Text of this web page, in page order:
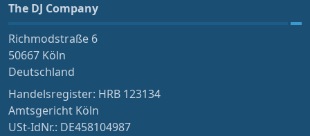
The DJ Company
Richmodstraße 6
50667 Köln
Deutschland
Handelsregister: HRB 123134
Amtsgericht Köln
USt-IdNr.: DE458104987